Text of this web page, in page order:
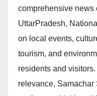
comprehensive news
UttarPradesh,
on local events,
tourism, and
residents and
relevance,